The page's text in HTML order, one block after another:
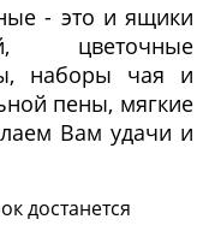
- это и ящики
цветочные
наборы чая и
пены, мягкие
Вам удачи и